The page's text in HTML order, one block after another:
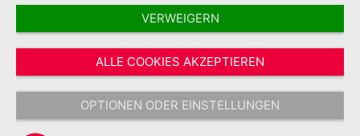
Vertrag widerrufen
* Alle Preise inkl. gesetzl. Mehrwertsteuer zzgl.Versandkostenund ggf.
Nachnahmegebühren, wenn nicht anders angegeben.
Copyright © 2026 Johanniter-Unfall-Hilfe e.V. - Alle Rechte
vorbehalten.
VERWEIGERN
ALLE COOKIES AKZEPTIEREN
OPTIONEN ODER EINSTELLUNGEN